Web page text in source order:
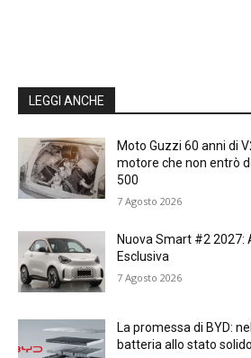
LEGGI ANCHE
Moto Guzzi 60 anni di
motore che non entrò
500
7 Agosto 2026
Nuova Smart #2 2027:
Esclusiva
7 Agosto 2026
La promessa di BYD:
batteria allo stato solido